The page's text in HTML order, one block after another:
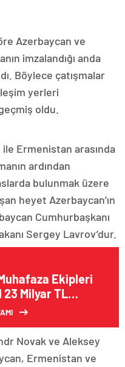
Azerbaycan ve
imzalandığı anda
Böylece çatışmalar
yerleri
oldu.
ile Ermenistan arasında
ardından
bulunmak üzere
heyet Azerbaycan’ın
Cumhurbaşkanı
Sergey Lavrov’dur.
Ekipleri
23 Milyar TL
Kaçak Ticari Eşya
Novak ve Aleksey
Ermenistan ve